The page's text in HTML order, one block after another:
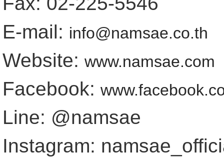
E-mail: info@namsae.co.th
Website: www.namsae.com
Facebook:
Line: @namsae
Instagram: